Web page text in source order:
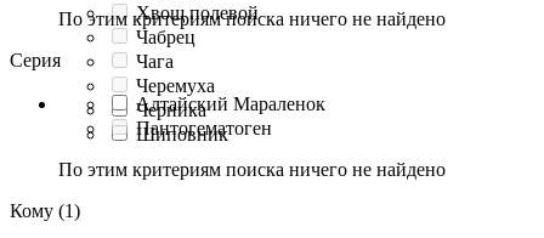
Хвощ полевой
Чабрец
Чага
Черемуха
Черника
Шиповник
По этим критериям поиска ничего не найдено
Серия
Алтайский Мараленок
Пантогематоген
По этим критериям поиска ничего не найдено
Кому (1)